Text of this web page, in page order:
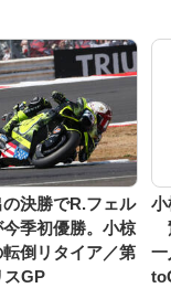
決勝でR.フェル
季初優勝。小椋
倒リタイア／第
スGP
小